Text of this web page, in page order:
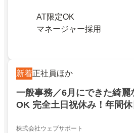
AT限定OK
マネージャー採用
新着正社員ほか
一般事務／6月にできた綺
OK 完全土日祝休み！年間休
株式会社ウェブサポート